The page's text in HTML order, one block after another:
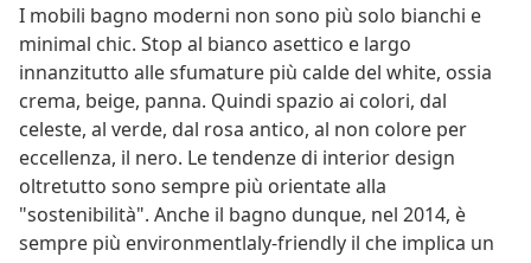
I mobili bagno moderni non sono più solo bianchi e
minimal chic. Stop al bianco asettico e largo
innanzitutto alle sfumature più calde del white, ossia
crema, beige, panna. Quindi spazio ai colori, dal
celeste, al verde, dal rosa antico, al non colore per
eccellenza, il nero. Le tendenze di interior design
oltretutto sono sempre più orientate alla
"sostenibilità". Anche il bagno dunque, nel 2014, è
sempre più environmentlaly-friendly il che implica un